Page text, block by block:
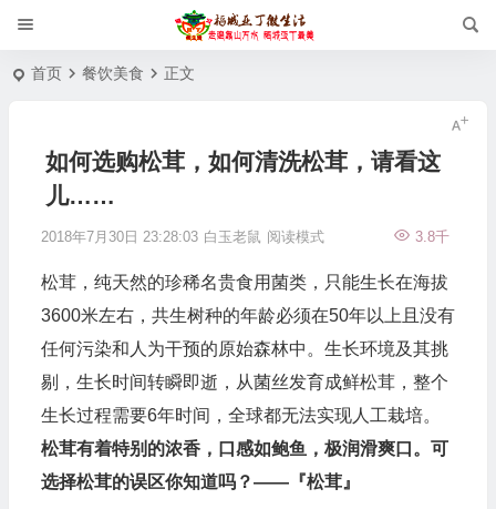
首页 餐饮美食 正文
如何选购松茸，如何清洗松茸，请看这
儿……
2018年7月30日 23:28:03 白玉老鼠 3.8千
阅读模式
松茸，纯天然的珍稀名贵食用菌类，只能生长在海拔
3600米左右，共生树种的年龄必须在50年以上且没有
任何污染和人为干预的原始森林中。生长环境及其挑
剔，生长时间转瞬即逝，从菌丝发育成鲜松茸，整个
生长过程需要6年时间，全球都无法实现人工栽培。
松茸有着特别的浓香，口感如鲍鱼，极润滑爽口。可
选择松茸的误区你知道吗？——『松茸』